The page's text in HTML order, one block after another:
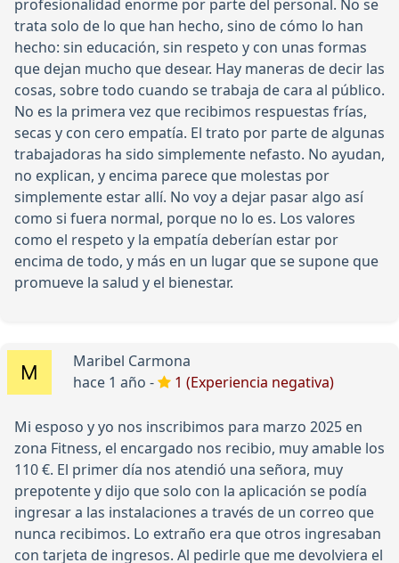
profesionalidad enorme por parte del personal. No se
trata solo de lo que han hecho, sino de cómo lo han
hecho: sin educación, sin respeto y con unas formas
que dejan mucho que desear. Hay maneras de decir las
cosas, sobre todo cuando se trabaja de cara al público.
No es la primera vez que recibimos respuestas frías,
secas y con cero empatía. El trato por parte de algunas
trabajadoras ha sido simplemente nefasto. No ayudan,
no explican, y encima parece que molestas por
simplemente estar allí. No voy a dejar pasar algo así
como si fuera normal, porque no lo es. Los valores
como el respeto y la empatía deberían estar por
encima de todo, y más en un lugar que se supone que
promueve la salud y el bienestar.
Maribel Carmona
hace 1 año -
1 (Experiencia negativa)
Mi esposo y yo nos inscribimos para marzo 2025 en
zona Fitness, el encargado nos recibio, muy amable los
110 €. El primer día nos atendió una señora, muy
prepotente y dijo que solo con la aplicación se podía
ingresar a las instalaciones a través de un correo que
nunca recibimos. Lo extraño era que otros ingresaban
con tarjeta de ingresos. Al pedirle que me devolviera el